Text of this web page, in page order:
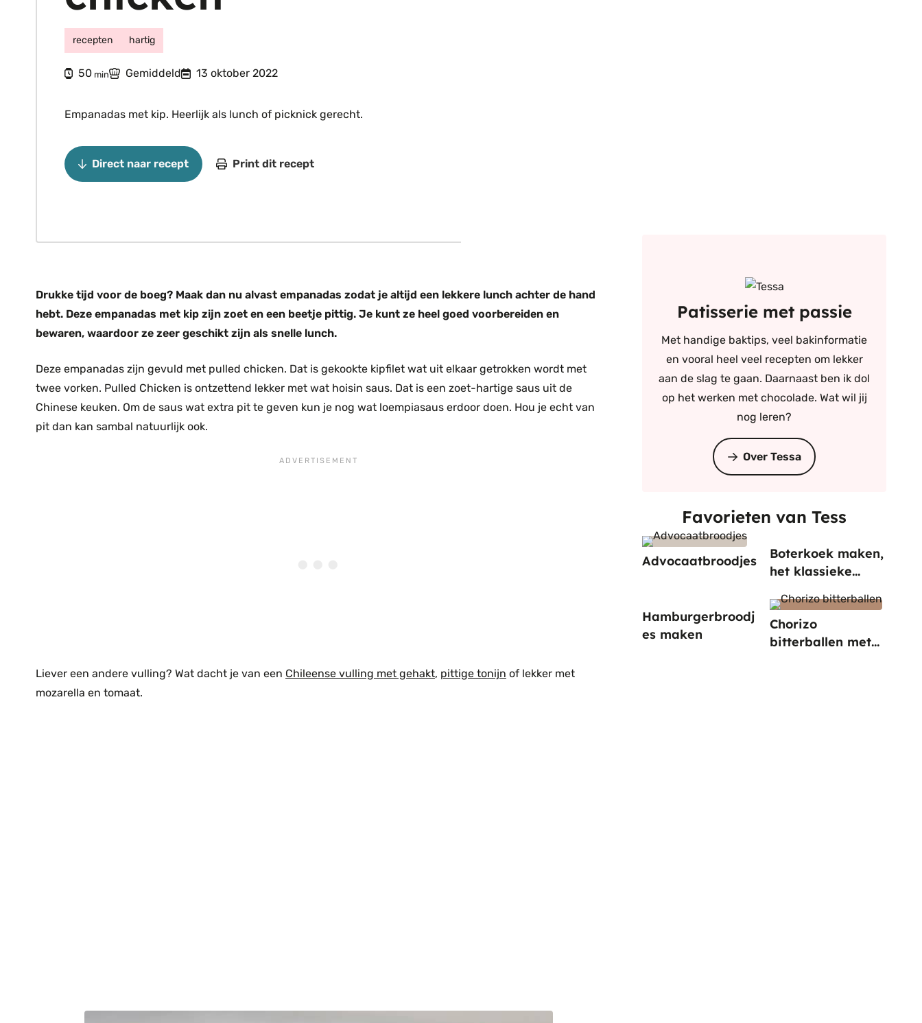
recepten hartig
50minuten
min Gemiddeld 13 oktober 2022
Empanadas met kip. Heerlijk als lunch of picknick gerecht.
Direct naar recept Print dit recept
Drukke tijd voor de boeg? Maak dan nu alvast empanadas zodat je altijd een lekkere lunch achter de hand
hebt. Deze empanadas met kip zijn zoet en een beetje pittig. Je kunt ze heel goed voorbereiden en
bewaren, waardoor ze zeer geschikt zijn als snelle lunch.
Deze empanadas zijn gevuld met pulled chicken. Dat is gekookte kipfilet wat uit elkaar getrokken wordt met
twee vorken. Pulled Chicken is ontzettend lekker met wat hoisin saus. Dat is een zoet-hartige saus uit de
Chinese keuken. Om de saus wat extra pit te geven kun je nog wat loempiasaus erdoor doen. Hou je echt van
pit dan kan sambal natuurlijk ook.
Liever een andere vulling? Wat dacht je van een Chileense vulling met gehakt, pittige tonijn of lekker met
mozarella en tomaat.
Patisserie met passie
Met handige baktips, veel bakinformatie
en vooral heel veel recepten om lekker
aan de slag te gaan. Daarnaast ben ik dol
op het werken met chocolade. Wat wil jij
nog leren?
Over Tessa
Favorieten van Tess
Advocaatbroodjes
Boterkoek maken,
het klassieke
Hamburgerbroodj
es maken
Chorizo
bitterballen met